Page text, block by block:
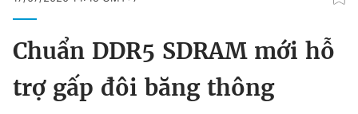
Đổi mật khẩu
Tin đã lưu
Chuẩn DDR5 SDRAM mới hỗ
trợ gấp đôi băng thông